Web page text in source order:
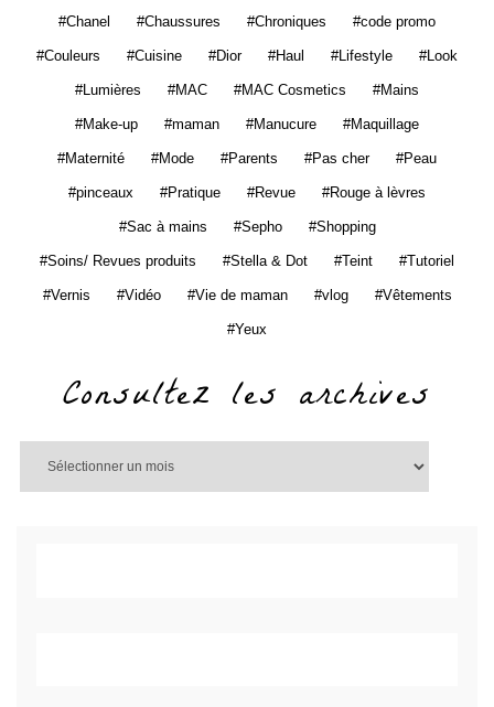
Chanel Chaussures Chroniques code promo
Couleurs Cuisine Dior Haul Lifestyle Look
Lumières MAC MAC Cosmetics Mains
Make-up maman Manucure Maquillage
Maternité Mode Parents Pas cher Peau
pinceaux Pratique Revue Rouge à lèvres
Sac à mains Sepho Shopping
Soins/ Revues produits Stella & Dot Teint Tutoriel
Vernis Vidéo Vie de maman vlog Vêtements
Yeux
Consultez les archives